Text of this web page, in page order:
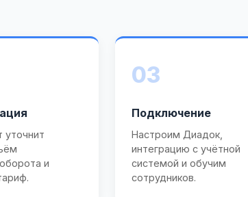
уточнит
и
03
Подключение
Настроим Диадок,
интеграцию с учётной
системой и обучим
сотрудников.